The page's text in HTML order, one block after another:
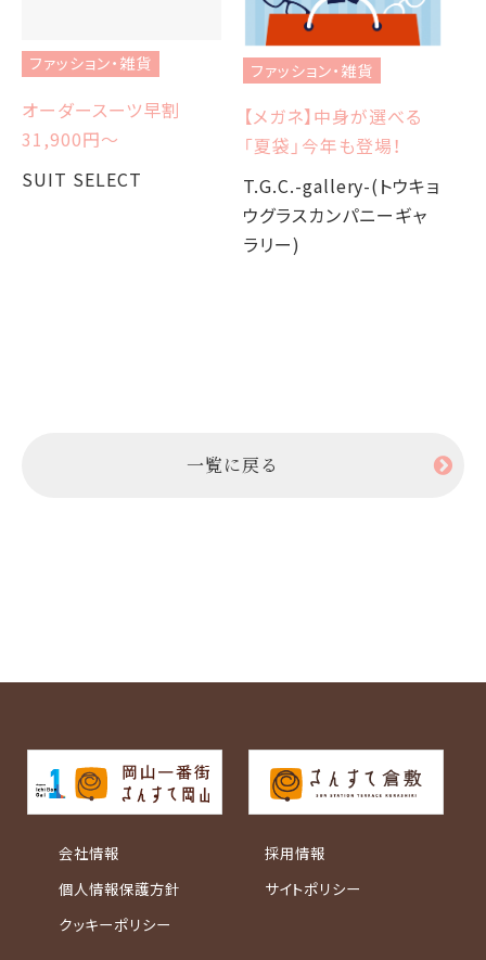
ファッション・雑貨
オーダースーツ早割
31,900円〜
SUIT SELECT
ファッション・雑貨
【メガネ】中身が選べる
「夏袋」今年も登場！
T.G.C.-gallery-(トウキョ
ウグラスカンパニーギャ
ラリー)
一覧に戻る
会社情報
個人情報保護方針
クッキーポリシー
採用情報
サイトポリシー